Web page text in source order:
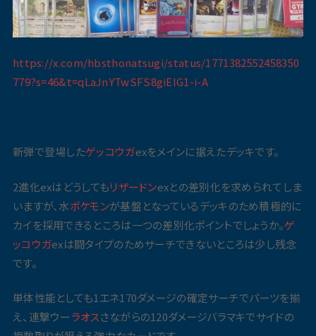
https://x.com/hbsthonatsugi/status/1771382552458350
779?s=46&t=qLaJnYTwSFS8giElG1-i-A
新弾で登場したゲッコウガexをメインに据えたデッキです。
2進化exはどうしてもリザードンexとの差別化を求められてしま
いますが、水ポケモンが基盤となっているデッキのため積極的に
カイを採用できるところは一つの差別化ポイントでしょうか。ゲ
ッコウガexは闘タイプのためサーチできないところは少し残念
です。
単体性能としても1エネ170ダメージの確定サーチでパーツを揃
え、連撃ウーラオスさながらの120ダメージバラマキでサイドの